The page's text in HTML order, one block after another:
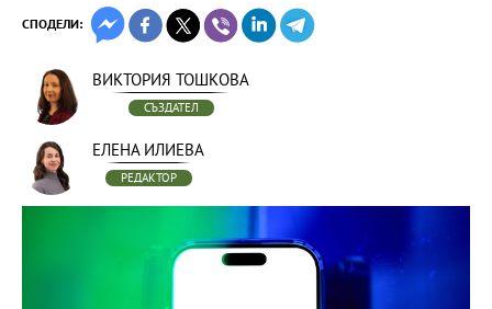
СПОДЕЛИ:
ВИКТОРИЯ ТОШКОВА
СЪЗДАТЕЛ
ЕЛЕНА ИЛИЕВА
РЕДАКТОР